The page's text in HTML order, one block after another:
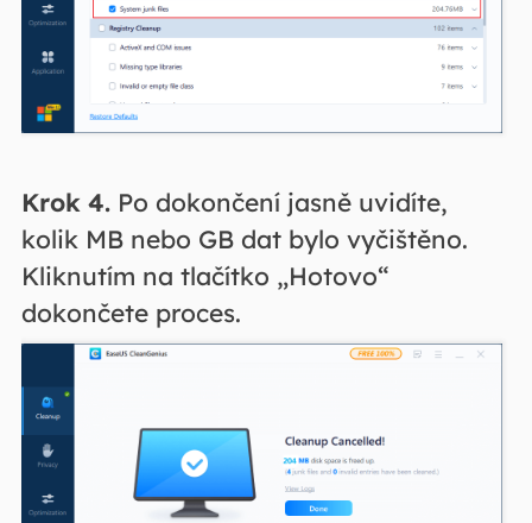
Krok 4.Po dokončení jasně uvidíte,
kolik MB nebo GB dat bylo vyčištěno.
Kliknutím na tlačítko „Hotovo“
dokončete proces.